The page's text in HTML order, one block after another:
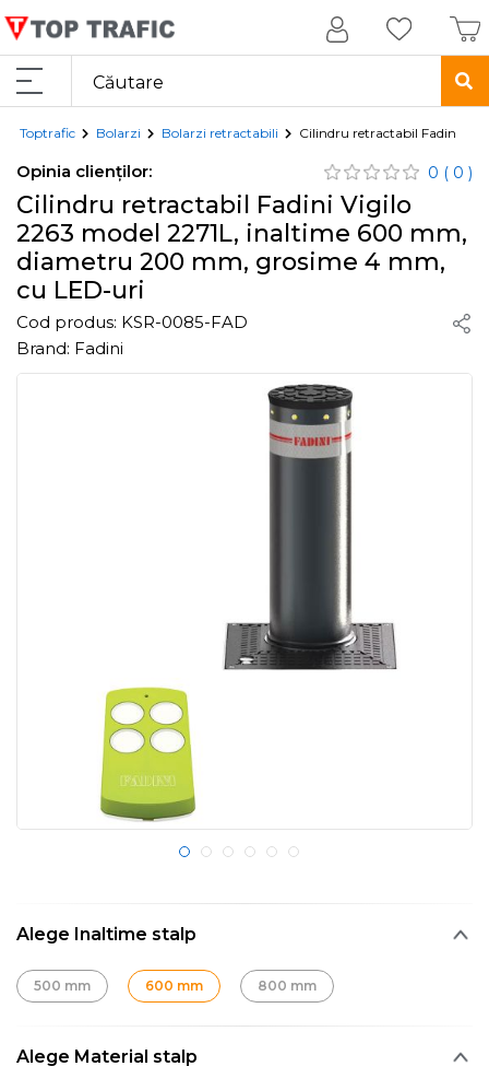
Toptrafic Bolarzi Bolarzi retractabili Cilindru retractabil Fadini
Opinia clienților: 0 ( 0 )
Cilindru retractabil Fadini Vigilo
2263 model 2271L, inaltime 600 mm,
diametru 200 mm, grosime 4 mm,
cu LED-uri
Cod produs: KSR-0085-FAD
Brand: Fadini
Alege Inaltime stalp
500 mm 600 mm 800 mm
Alege Material stalp